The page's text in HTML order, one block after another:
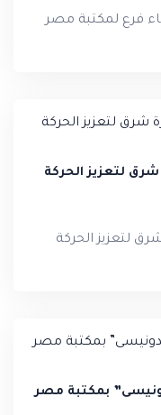
فرع لمكتبة مصر
لتعزيز الحركة
لتعزيز الحركة
بمكتبة مصر